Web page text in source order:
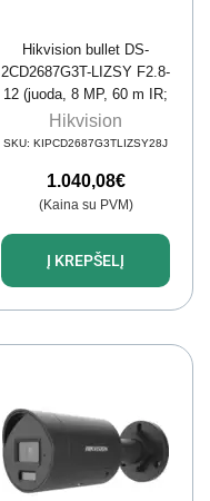
Hikvision bullet DS-
2CD2687G3T-LIZSY F2.8-
12 (juoda, 8 MP, 60 m IR;
60 m LED, ColorVu 3.0)
Hikvision
SKU: KIPCD2687G3TLIZSY28J
1.040,08€
(Kaina su PVM)
Į KREPŠELĮ